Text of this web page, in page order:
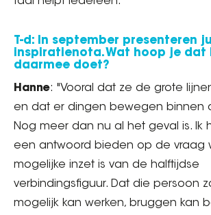
T-d: In september presenteren
inspiratienota. Wat hoop je dat
daarmee doet?
Hanne: "Vooral dat ze de grote
en dat er dingen bewegen binnen
Nog meer dan nu al het geval is. Ik
een antwoord bieden op de vraag
mogelijke inzet is van de halftijdse
verbindingsfiguur. Dat die persoon
mogelijk kan werken, bruggen kan